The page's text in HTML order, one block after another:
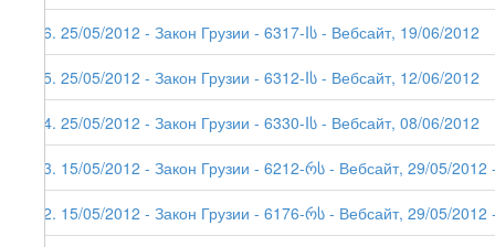
46. 25/05/2012 - Закон Грузии - 6317-Iს - Вебсайт, 19/06/2012
45. 25/05/2012 - Закон Грузии - 6312-Iს - Вебсайт, 12/06/2012
44. 25/05/2012 - Закон Грузии - 6330-Iს - Вебсайт, 08/06/2012
43. 15/05/2012 - Закон Грузии - 6212-რს - Вебсайт, 29/05/
42. 15/05/2012 - Закон Грузии - 6176-რს - Вебсайт, 29/05/